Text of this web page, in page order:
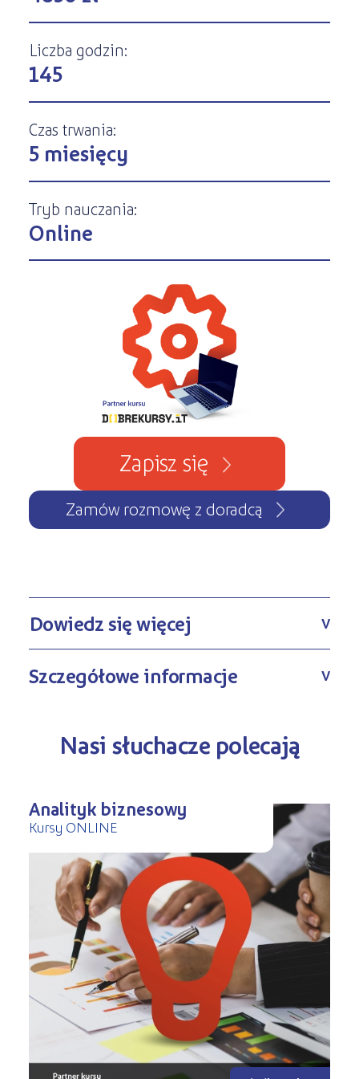
Kariera
s STREFA SŁUCHACZA
Liczba godzin:
145
Czas trwania:
5 miesięcy
Tryb nauczania:
Online
Zapisz się
Zamów rozmowę z doradcą
Dowiedz się więcej V
Szczegółowe informacje V
Nasi słuchacze polecają
Analityk biznesowy
Kursy ONLINE